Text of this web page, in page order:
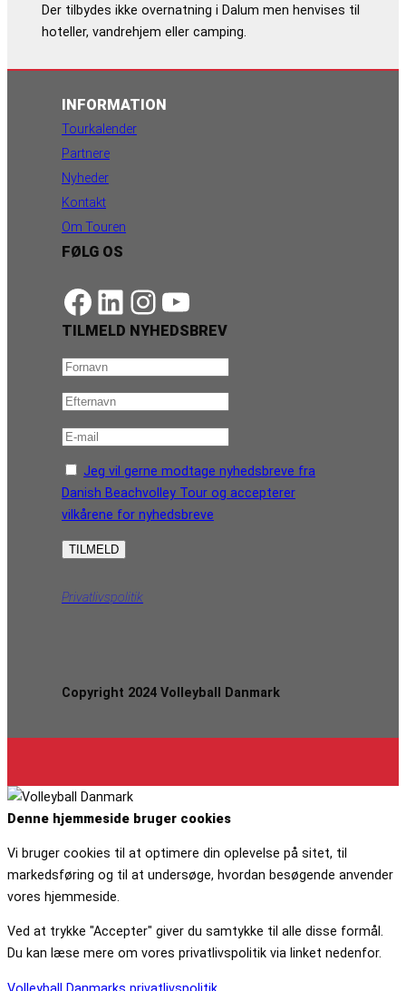
Der tilbydes ikke overnatning i Dalum men henvises til
hoteller, vandrehjem eller camping.
INFORMATION
Tourkalender
Partnere
Nyheder
Kontakt
Om Touren
FØLG OS
https://www.facebook.com/danishbeachvolleytour LinkedIn Instagram YouTube
TILMELD NYHEDSBREV
Jeg vil gerne modtage nyhedsbreve fra
Danish Beachvolley Tour og accepterer
vilkårene for nyhedsbreve
Privatlivspolitik
Copyright 2024 Volleyball Danmark
Denne hjemmeside bruger cookies
Vi bruger cookies til at optimere din oplevelse på sitet, til
markedsføring og til at undersøge, hvordan besøgende anvender
vores hjemmeside.
Ved at trykke "Accepter" giver du samtykke til alle disse formål.
Du kan læse mere om vores privatlivspolitik via linket nedenfor.
Volleyball Danmarks privatlivspolitik